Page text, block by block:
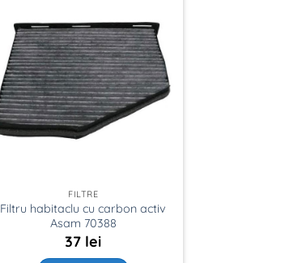
FILTRE
Filtru habitaclu cu carbon activ
Asam 70388
37 lei